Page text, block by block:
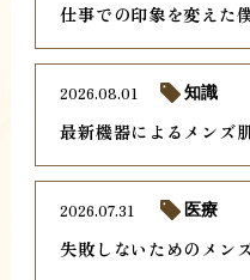
仕事での印象を変えた
最新機器によるメンズ
2026.08.01 知識
失敗しないためのメン
2026.07.31 医療